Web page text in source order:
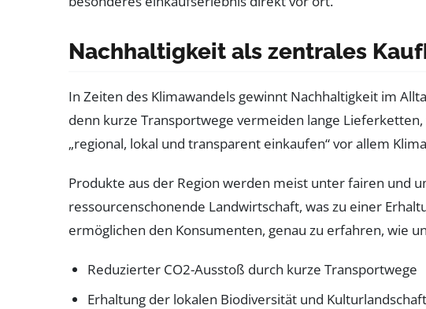
Nachhaltigkeit als zentrales
In Zeiten des Klimawandels gewinnt Nachhaltigkeit im
denn kurze Transportwege vermeiden lange
„regional, lokal und transparent einkaufen“ vor allem
Produkte aus der Region werden meist unter fairen und
ressourcenschonende Landwirtschaft, was zu einer
ermöglichen den Konsumenten, genau zu erfahren, wie
Reduzierter CO2-Ausstoß durch kurze Transportwege
Erhaltung der lokalen Biodiversität und